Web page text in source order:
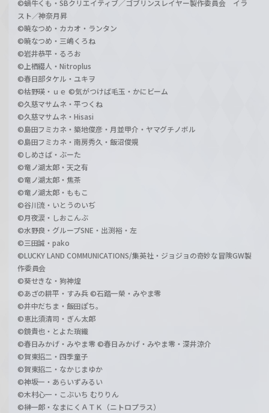
©蝸牛くも・SBクリエイティブ／ゴブリンスレイヤー製作委員会 イラ
スト／神奈月昇
©暁なつめ・カカオ・ランタン
©暁なつめ・三嶋くろね
©岩井恭平・るろお
©上栖綴人・Nitroplus
©春日部タケル・ユキヲ
©枯野瑛・ｕｅ ©気がつけば毛玉・かにビーム
©久慈マサムネ・平つくね
©久慈マサムネ・Hisasi
©島田フミカネ・築地俊彦・月並甲介・ヤマグチノボル
©島田フミカネ・南房秀久・飯沼俊規
©しめさば・ぶーた
©竜ノ湖太郎・天之有
©竜ノ湖太郎・焦茶
©竜ノ湖太郎・ももこ
©谷川流・いとうのいぢ
©月夜涙・しおこんぶ
©水野良・グループSNE・出渕裕・左
©三田誠・pako
©LUCKY LAND COMMUNICATIONS/集英社・ジョジョの奇妙な冒険GW製
作委員会
©葵せきな・狗神煌
©あざの耕平・すみ兵 ©石踏一榮・みやま零
©井中だちま・飯田ぽち。
©恵比須清司・ぎん太郎
©鏡貴也・とよた瑣織
©春日みかげ・みやま零 ©春日みかげ・みやま零・深井涼介
©賀東招二・四季童子
©賀東招二・なかじまゆか
©神坂一・あらいずみるい
©木村心一・こぶいち むりりん
©榊一郎・なまにくＡＴＫ（ニトロプラス）